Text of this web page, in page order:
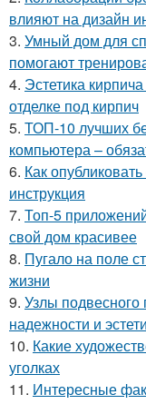
влияют на дизайн
3. Умный дом для
помогают
4. Эстетика
отделке под кирпич
5. ТОП-10 лучших
компьютера –
6. Как
инструкция
7. Топ-5
свой дом красивее
8. Пугало на поле
жизни
9. Узлы подвесного
надежности и
10. Какие
уголках
11. Интересные